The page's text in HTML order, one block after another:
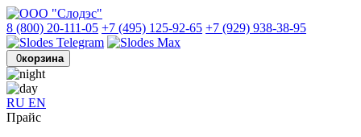
8 (800) 20-111-05 +7 (495) 125-92-65 +7 (929) 938-38-95
0корзина
RU EN
Прайс